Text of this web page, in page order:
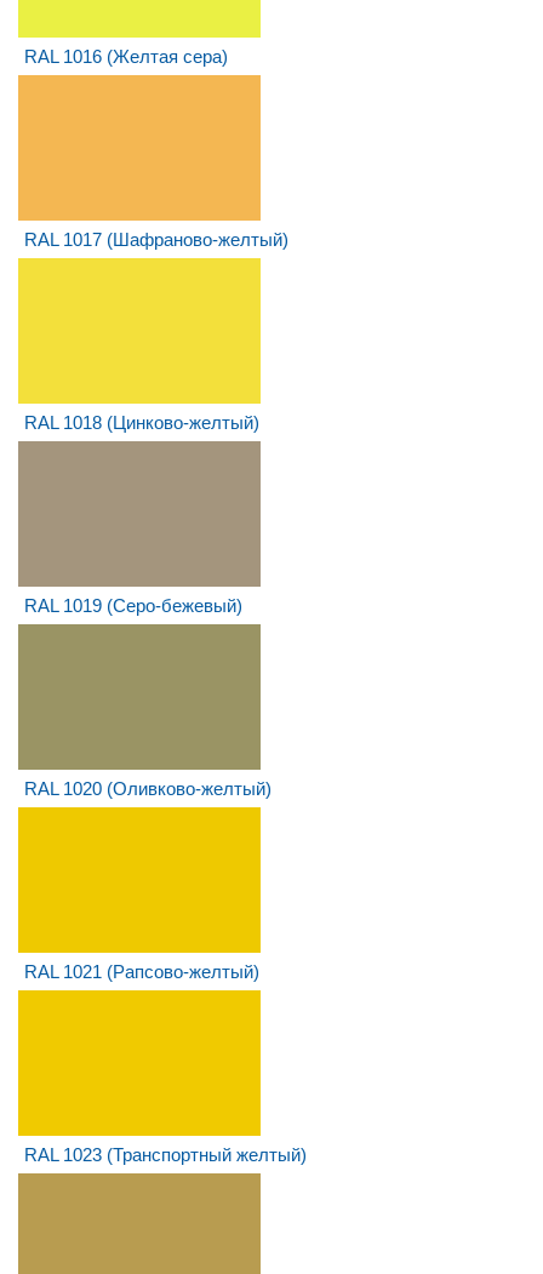
RAL 1016 (Желтая сера)
RAL 1017 (Шафраново-желтый)
RAL 1018 (Цинково-желтый)
RAL 1019 (Серо-бежевый)
RAL 1020 (Оливково-желтый)
RAL 1021 (Рапсово-желтый)
RAL 1023 (Транспортный желтый)